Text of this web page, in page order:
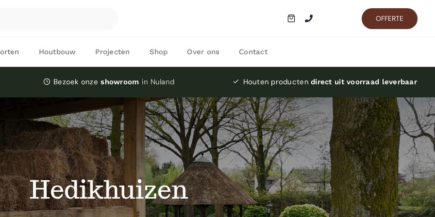
OFFERTE
Houtbouw Projecten Shop Over ons Contact
Bezoek onze showroom in Nuland Houten productendirect uit voorraad leverbaar
Hedikhuizen